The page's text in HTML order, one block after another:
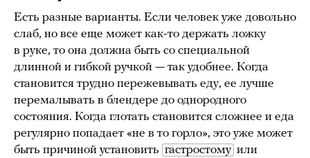
Есть разные варианты. Если человек уже довольно
слаб, но все еще может как-то держать ложку
в руке, то она должна быть со специальной
длинной и гибкой ручкой — так удобнее. Когда
становится трудно пережевывать еду, ее лучше
перемалывать в блендере до однородного
состояния. Когда глотать становится сложнее и еда
регулярно попадает «не в то горло», это уже может
быть причиной установить гастростому или